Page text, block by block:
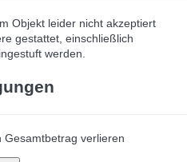
Objekt leider nicht akzeptiert
gestattet, einschließlich
werden.
Gesamtbetrag verlieren